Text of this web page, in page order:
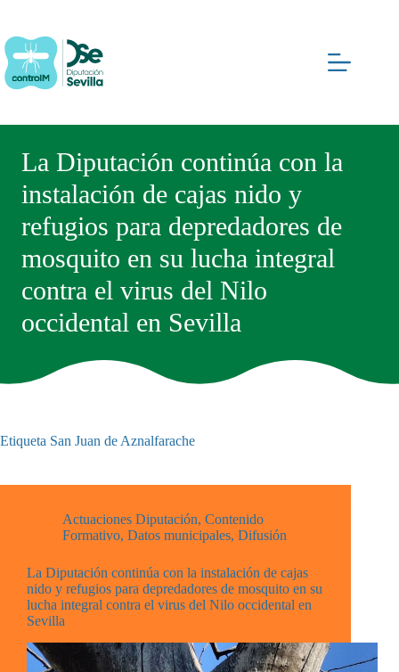
contenido
La Diputación continúa con la
instalación de cajas nido y
refugios para depredadores de
mosquito en su lucha integral
contra el virus del Nilo
occidental en Sevilla
Etiqueta San Juan de Aznalfarache
Actuaciones Diputación, Contenido
Formativo, Datos municipales, Difusión
La Diputación continúa con la instalación de cajas
nido y refugios para depredadores de mosquito en su
lucha integral contra el virus del Nilo occidental en
Sevilla